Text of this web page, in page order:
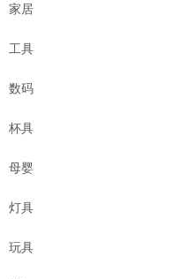
家居
工具
数码
杯具
母婴
灯具
玩具